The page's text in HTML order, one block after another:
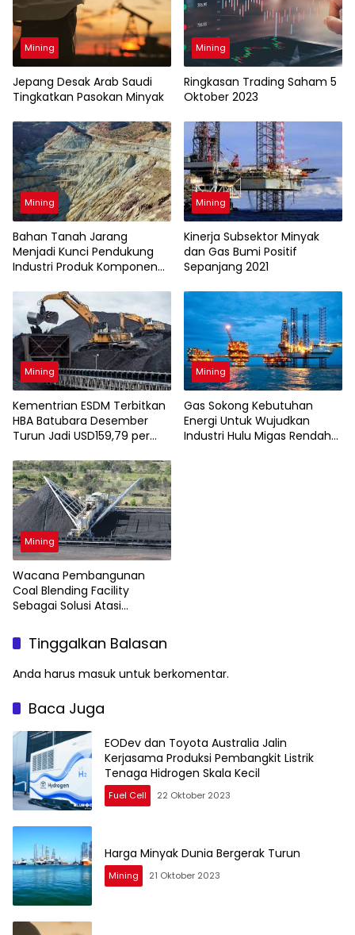
Mining
Jepang Desak Arab Saudi
Tingkatkan Pasokan Minyak
Mining
Ringkasan Trading Saham 5
Oktober 2023
Mining
Bahan Tanah Jarang
Menjadi Kunci Pendukung
Industri Produk Komponen
Mining
Kinerja Subsektor Minyak
dan Gas Bumi Positif
Sepanjang 2021
Mining
Kementrian ESDM Terbitkan
HBA Batubara Desember
Turun Jadi USD159,79 per
Mining
Gas Sokong Kebutuhan
Energi Untuk Wujudkan
Industri Hulu Migas Rendah
Mining
Wacana Pembangunan
Coal Blending Facility
Sebagai Solusi Atasi
DMO Batubara
Tinggalkan Balasan
Anda harus masuk untuk berkomentar.
Baca Juga
EODev dan Toyota Australia Jalin
Kerjasama Produksi Pembangkit Listrik
Tenaga Hidrogen Skala Kecil
Fuel Cell 22 Oktober 2023
Harga Minyak Dunia Bergerak Turun
Mining 21 Oktober 2023